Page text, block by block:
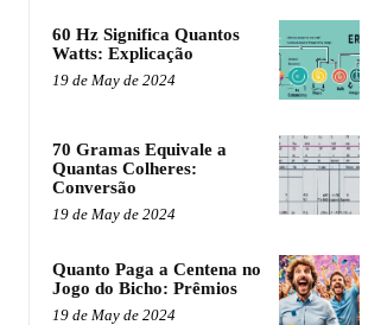
60 Hz Significa Quantos
Watts: Explicação
19 de May de 2024
70 Gramas Equivale a
Quantas Colheres:
Conversão
19 de May de 2024
Quanto Paga a Centena no
Jogo do Bicho: Prêmios
19 de May de 2024